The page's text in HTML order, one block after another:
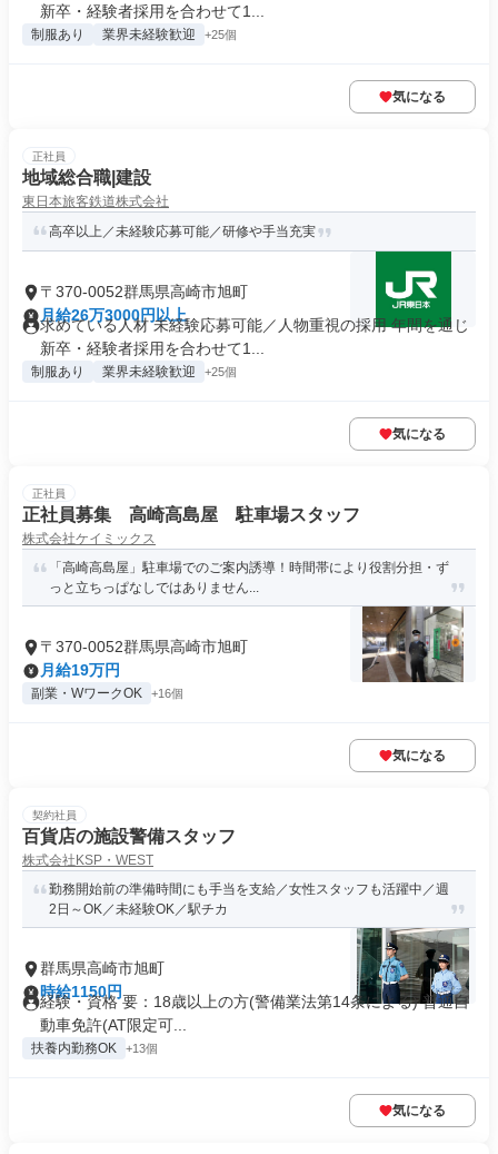
新卒・経験者採用を合わせて1...
制服あり 業界未経験歓迎 +25個
気になる
正社員
地域総合職|建設
東日本旅客鉄道株式会社
高卒以上／未経験応募可能／研修や手当充実
〒370-0052群馬県高崎市旭町
月給26万3000円以上
求めている人材 未経験応募可能／人物重視の採用 年間を通じ
新卒・経験者採用を合わせて1...
制服あり 業界未経験歓迎 +25個
気になる
正社員
正社員募集 高崎高島屋 駐車場スタッフ
株式会社ケイミックス
「高崎高島屋」駐車場でのご案内誘導！時間帯により役割分担・ず
っと立ちっぱなしではありません...
〒370-0052群馬県高崎市旭町
月給19万円
副業・WワークOK +16個
気になる
契約社員
百貨店の施設警備スタッフ
株式会社KSP・WEST
勤務開始前の準備時間にも手当を支給／女性スタッフも活躍中／週
2日～OK／未経験OK／駅チカ
群馬県高崎市旭町
時給1150円
経験・資格 要：18歳以上の方(警備業法第14条による) 普通自
動車免許(AT限定可...
扶養内勤務OK +13個
気になる